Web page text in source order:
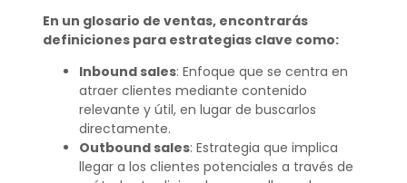
En un glosario de ventas, encontrarás
definiciones para estrategias clave como:
Inbound sales: Enfoque que se centra en
atraer clientes mediante contenido
relevante y útil, en lugar de buscarlos
directamente.
Outbound sales: Estrategia que implica
llegar a los clientes potenciales a través de